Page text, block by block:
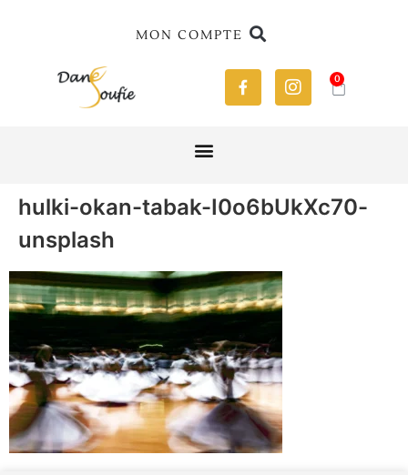
MON COMPTE
0
hulki-okan-tabak-I0o6bUkXc70-
unsplash